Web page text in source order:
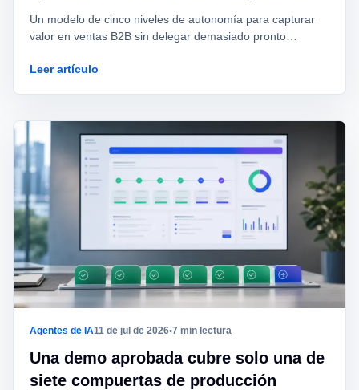
Un modelo de cinco niveles de autonomía para capturar
valor en ventas B2B sin delegar demasiado pronto
compromisos.
Leer artículo
Agentes de IA11 de jul de 2026•7 min lectura
Una demo aprobada cubre solo una de
siete compuertas de producción